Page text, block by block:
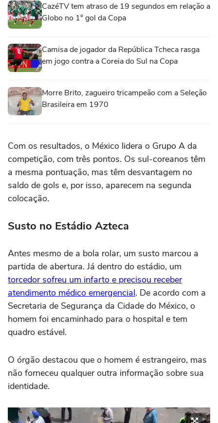
CazéTV tem atraso de 19 segundos em relação a
Globo no 1° gol da Copa
Camisa de jogador da República Tcheca rasga
em jogo contra a Coreia do Sul na Copa
Morre Brito, zagueiro tricampeão com a Seleção
Brasileira em 1970
Com os resultados, o México lidera o Grupo A da
competição, com três pontos. Os sul-coreanos têm
a mesma pontuação, mas têm desvantagem no
saldo de gols e, por isso, aparecem na segunda
colocação.
Susto no Estádio Azteca
Antes mesmo de a bola rolar, um susto marcou a
partida de abertura. Já dentro do estádio, um
torcedor sofreu um infarto e precisou receber
atendimento médico emergencial. De acordo com a
Secretaria de Segurança da Cidade do México, o
homem foi encaminhado para o hospital e tem
quadro estável.
O órgão destacou que o homem é estrangeiro, mas
não forneceu qualquer outra informação sobre sua
identidade.